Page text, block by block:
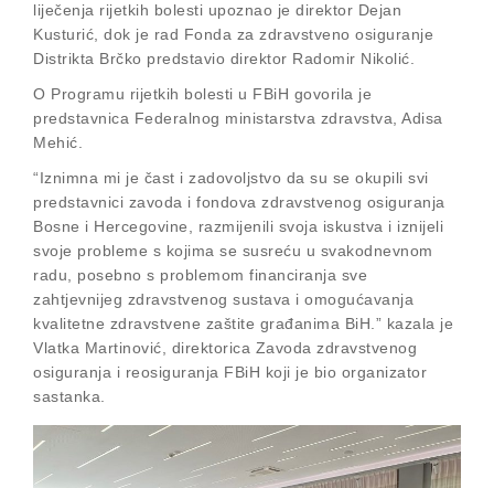
liječenja rijetkih bolesti upoznao je direktor Dejan
Kusturić, dok je rad Fonda za zdravstveno osiguranje
Distrikta Brčko predstavio direktor Radomir Nikolić.
O Programu rijetkih bolesti u FBiH govorila je
predstavnica Federalnog ministarstva zdravstva, Adisa
Mehić.
“Iznimna mi je čast i zadovoljstvo da su se okupili svi
predstavnici zavoda i fondova zdravstvenog osiguranja
Bosne i Hercegovine, razmijenili svoja iskustva i iznijeli
svoje probleme s kojima se susreću u svakodnevnom
radu, posebno s problemom financiranja sve
zahtjevnijeg zdravstvenog sustava i omogućavanja
kvalitetne zdravstvene zaštite građanima BiH.” kazala je
Vlatka Martinović, direktorica Zavoda zdravstvenog
osiguranja i reosiguranja FBiH koji je bio organizator
sastanka.